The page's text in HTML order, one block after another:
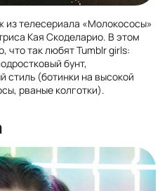
телесериала «Молокососы»
Кая Скоделарио. В этом
что так любят Tumblr girls:
бунт,
стиль (ботинки на высокой
рваные колготки).